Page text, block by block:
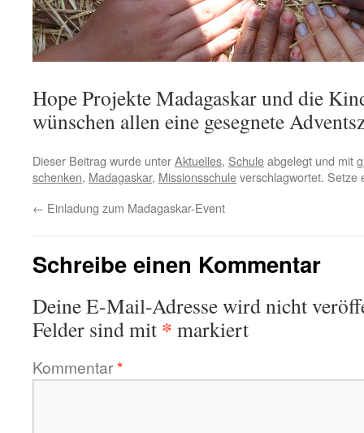
Hope Projekte Madagaskar und die
wünschen allen eine gesegnete
Dieser Beitrag wurde unterAktuelles, Schuleabgelegt und mit
schenken, Madagaskar, Missionsschuleverschlagwortet.
← Einladung zum Madagaskar-Event
Schreibe einen Kommentar
Deine E-Mail-Adresse wird nicht
Felder sind mit * markiert
Kommentar*